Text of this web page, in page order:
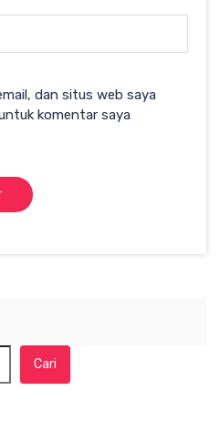
dan situs web saya
komentar saya
Cari